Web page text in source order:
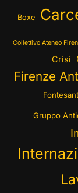
Boxe
Collettivo Ateneo
Crisi
Firenze
Gruppo